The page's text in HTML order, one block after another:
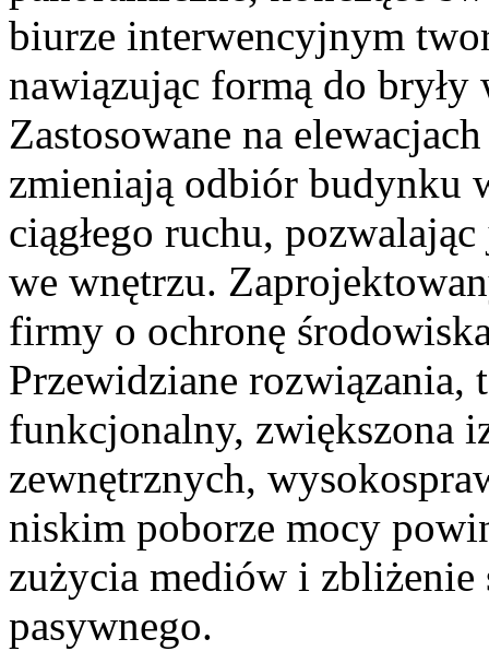
biurze interwencyjnym
nawiązując formą do
Zastosowane na
zmieniają odbiór budynku
ciągłego ruchu,
we wnętrzu.
firmy o ochronę
Przewidziane rozwiązania,
funkcjonalny, zwiększona
zewnętrznych,
niskim poborze mocy
zużycia mediów i
pasywnego.